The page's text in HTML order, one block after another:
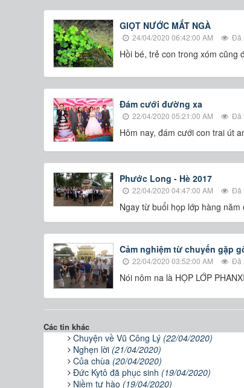
GIỌT NƯỚC MẮT NGÀ
24/04/2020 06:42:00 AM Đã
Hồi bé, trẻ con trong xóm cũng
Đám cưới đường xa
22/04/2020 05:21:00 AM Đã
Hôm nay, đám cưới con trai út
Phước Long - Hè 2017
22/04/2020 04:47:00 AM Đã
Ngay từ buổi họp lớp hàng
Cảm nghiệm từ chuyến gặp
22/04/2020 03:52:00 AM Đã
Nói nôm na là HỌP LỚP
Các tin khác
Chuyện về Vũ Công Lý (22/04/2020)
Nghẹn lời (21/04/2020)
Của chùa (20/04/2020)
Đức Kytô đã phục sinh (19/04/2020)
Niềm tự hào (19/04/2020)